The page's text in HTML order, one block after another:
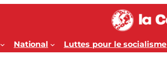
National Luttes pour le socialisme